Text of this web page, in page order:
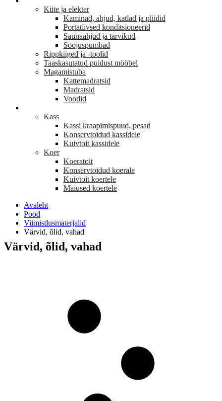
Küte ja elekter
Kaminad, ahjud, katlad ja pliidid
Portatiivsed konditsioneerid
Saunaahjud ja tarvikud
Soojuspumbad
Rippkiiged ja -toolid
Taaskasutatud puidust mööbel
Magamistuba
Kattemadratsid
Madratsid
Voodid
Kass
Kassi kraapimispuud, pesad
Konservtoidud kassidele
Kuivtoit kassidele
Koer
Koeratoit
Konservtoidud koerale
Kuivtoit koertele
Maiused koertele
Avaleht
Pood
Viimistlusmaterjalid
Värvid, õlid, vahad
Värvid, õlid, vahad